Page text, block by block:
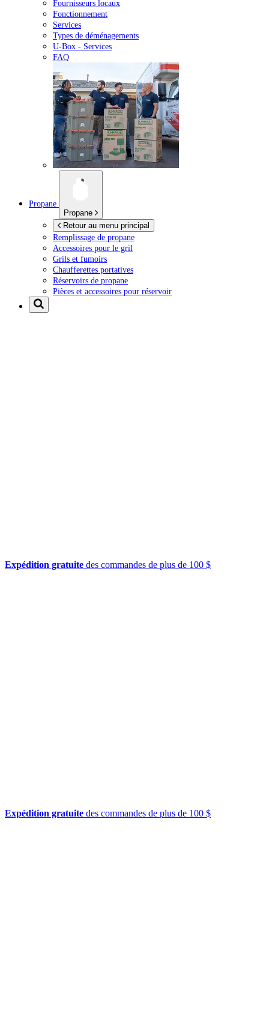
Fournisseurs locaux
Fonctionnement
Services
Types de déménagements
U-Box - Services
FAQ
Propane
Propane
Retour au menu principal
Remplissage de propane
Accessoires pour le gril
Grils et fumoirs
Chaufferettes portatives
Réservoirs de propane
Pièces et accessoires pour réservoir
Expédition gratuite des commandes de plus de 100 $
Expédition gratuite des commandes de plus de 100 $